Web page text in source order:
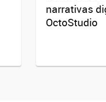
narrativas
OctoStudio